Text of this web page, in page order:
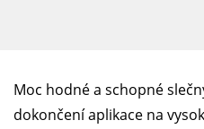
Moc hodné a schopné
dokončení aplikace na